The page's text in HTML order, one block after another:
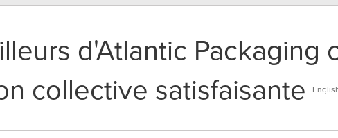
d'Atlantic Packaging
collective satisfaisante